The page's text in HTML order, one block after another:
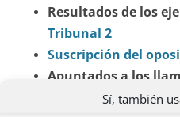
Sí, también
Resultados de los
Tribunal 2
Suscripción del
Apuntados a los
Tribunal 2